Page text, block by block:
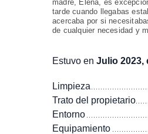
madre, Elena, es
tarde cuando llegabas
acercaba por si
de cualquier necesidad y
Estuvo en Julio 2023,
Limpieza
Trato del propietario
Entorno
Equipamiento